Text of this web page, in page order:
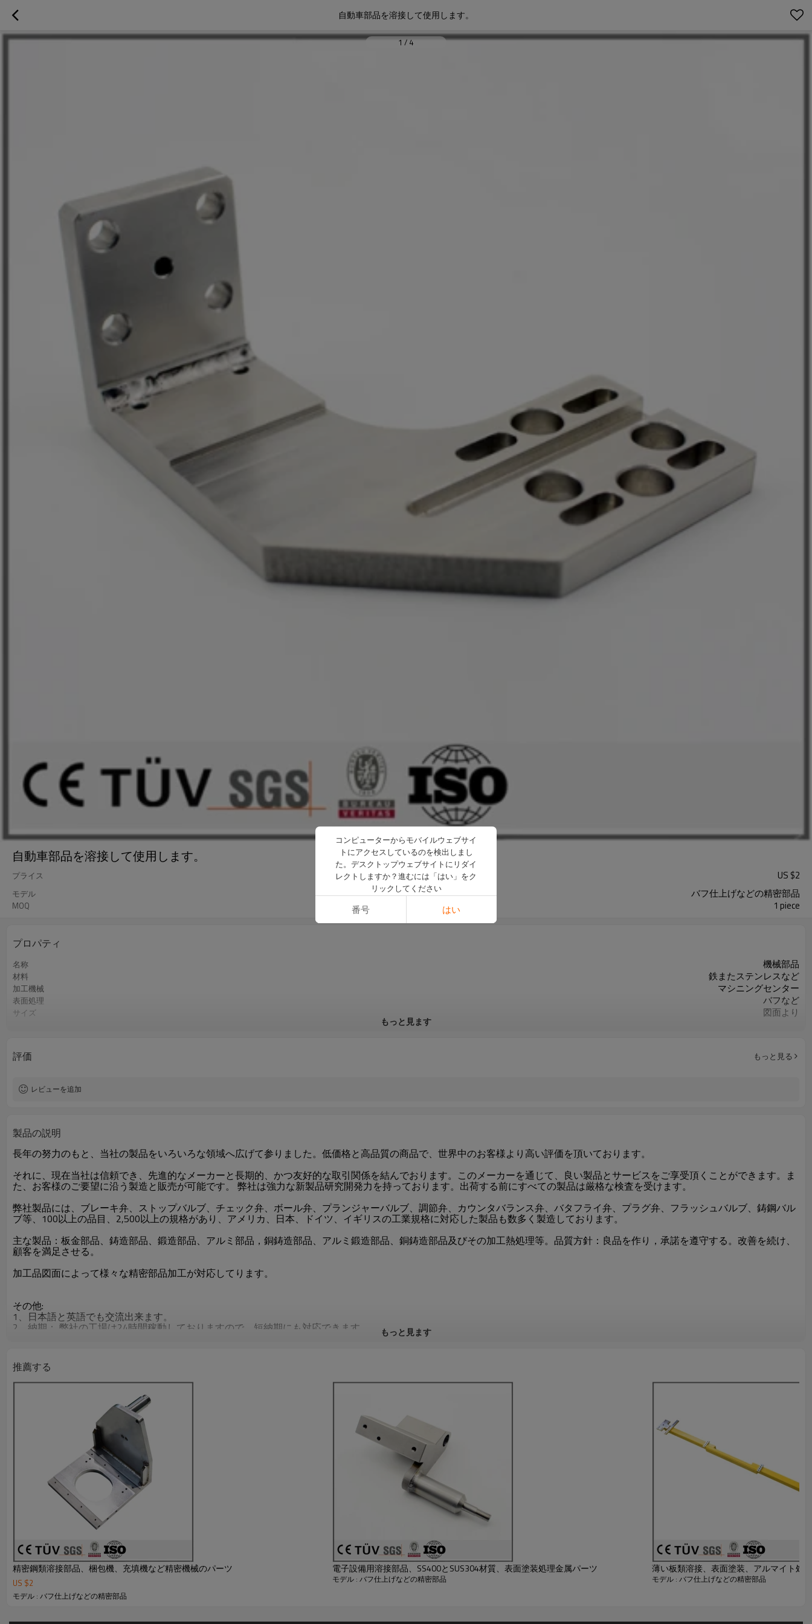
自動車部品を溶接して使用します。
1 / 4
自動車部品を溶接して使用します。
プライス US $2
モデル バフ仕上げなどの精密部品
MOQ 1 piece
プロパティ
名称 機械部品
材料 鉄またステンレスなど
加工機械 マシニングセンター
表面処理 バフなど
サイズ 図面より
色
QCコントロール 重要な寸法の100％検査
もっと見ます
評価 もっと見る
レビューを追加
製品の説明
長年の努力のもと、当社の製品をいろいろな領域へ広げて参りました。低価格と高品質の商品で、世界中のお客様より高い評価を頂いております。
それに、現在当社は信頼でき、先進的なメーカーと長期的、かつ友好的な取引関係を結んでおります。このメーカーを通じて、良い製品とサービスをご享受頂くことができます。ま
た、お客様のご要望に沿う製造と販売が可能です。 弊社は強力な新製品研究開発力を持っております。出荷する前にすべての製品は厳格な検査を受けます。
弊社製品には、ブレーキ弁、ストップバルブ、チェック弁、ボール弁、プランジャーバルブ、調節弁、カウンタバランス弁、バタフライ弁、プラグ弁、フラッシュバルブ、鋳鋼バル
ブ等、100以上の品目、2,500以上の規格があり、アメリカ、日本、ドイツ、イギリスの工業規格に対応した製品も数多く製造しております。
主な製品：板金部品、鋳造部品、鍛造部品、アルミ部品，銅鋳造部品、アルミ鍛造部品、銅鋳造部品及びその加工熱処理等。品質方針：良品を作り，承諾を遵守する。改善を続け、
顧客を満足させる。
加工品図面によって様々な精密部品加工が対応してります。
その他:
1、日本語と英語でも交流出来ます。
2、納期： 弊社の工場は24時間稼動しておりますので、短納期にも対応できます。
5．弊社は輸出ライセンスを持っております。
●詳しくはカタログをダウンロードもしくはお問い合わせ下さい。
もっと見ます
推薦する
精密鋼類溶接部品、梱包機、充填機など精密機械のパーツ
US $2
モデル : バフ仕上げなどの精密部品
電子設備用溶接部品、SS400とSUS304材質、表面塗装処理金属パーツ
モデル : バフ仕上げなどの精密部品
薄い板類溶接、表面塗装、アルマイト処
モデル : バフ仕上げなどの精密部品
コンピューターからモバイルウェブサイ
トにアクセスしているのを検出しまし
た。デスクトップウェブサイトにリダイ
レクトしますか？進むには「はい」をク
リックしてください
番号 はい